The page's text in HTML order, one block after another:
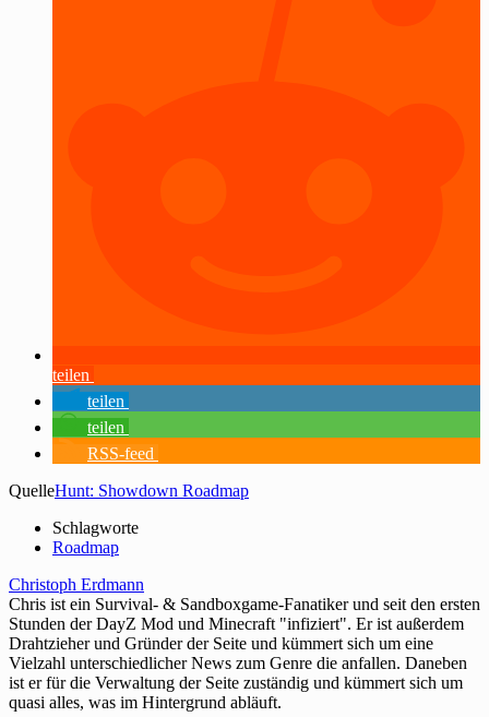
teilen
teilen
teilen
RSS-feed
QuelleHunt: Showdown Roadmap
Schlagworte
Roadmap
Christoph Erdmann
Chris ist ein Survival- & Sandboxgame-Fanatiker und seit den ersten
Stunden der DayZ Mod und Minecraft "infiziert". Er ist außerdem
Drahtzieher und Gründer der Seite und kümmert sich um eine
Vielzahl unterschiedlicher News zum Genre die anfallen. Daneben
ist er für die Verwaltung der Seite zuständig und kümmert sich um
quasi alles, was im Hintergrund abläuft.